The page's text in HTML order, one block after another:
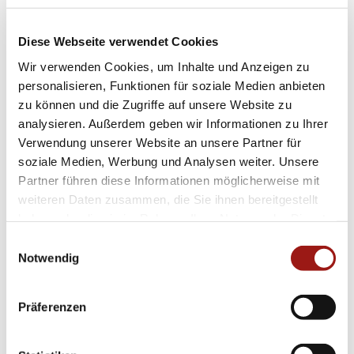
Diese Webseite verwendet Cookies
Wir verwenden Cookies, um Inhalte und Anzeigen zu
personalisieren, Funktionen für soziale Medien anbieten
zu können und die Zugriffe auf unsere Website zu
analysieren. Außerdem geben wir Informationen zu Ihrer
Verwendung unserer Website an unsere Partner für
soziale Medien, Werbung und Analysen weiter. Unsere
Partner führen diese Informationen möglicherweise mit
weiteren Daten zusammen, die Sie ihnen bereitgestellt
Notwendig
Präferenzen
markant genug, um jeden Betrachter sofort in
seinen Bann zu ziehen. Die klaren Linien
verleihen dem Ganzen eine erfrischende
Modernität gepaart mit einem Hauch von
traditionellem Charme.
Egal ob im Business-Outfit oder als Abrundung
eines schicken Abendlooks: Diese exklusiven
Ohrringe fügen sich nahtlos in jede Garderobe
ein und setzen genau die richtigen Akzente.
Erleben Sie selbst die unvergängliche
Attraktivität der Fope
– wo
Luxus auf feinster Detailgenauigkeit trifft.